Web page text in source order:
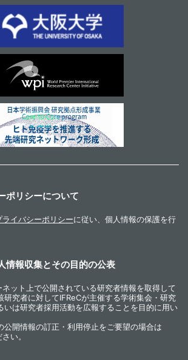
ポリシーについて
ライバシーポリシーに従い、個人情報の保護を行
情報収集とその目的の公表
ネット上で公開されている研究者情報を取得して
研究者に対してIFReCが主催する学術集会・研究
いは研究者採用活動を広報することを目的に用い
公開情報の訂正・利用停止をご要望の場合は
い。